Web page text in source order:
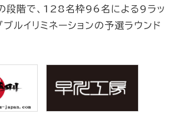
段階で、128名枠96名による9ラッ
ブルイリミネーションの予選ラウンド